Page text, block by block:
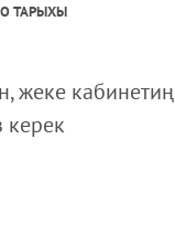
ТАРЫХЫ
жеке